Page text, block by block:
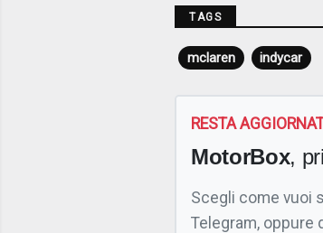
TAGS
mclaren indycar
RESTA
MotorBox,
Scegli come vuoi
Telegram, oppure